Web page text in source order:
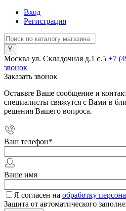
Вход
Регистрация
Москва ул. Складочная д.1 c.5 +7
звонок
Заказать звонок
Оставьте Ваше сообщение и
специалисты свяжутся с Вами в
решения Вашего вопроса.
Ваш телефон*
Ваше имя
Я согласен на обработку
Защита от автоматического